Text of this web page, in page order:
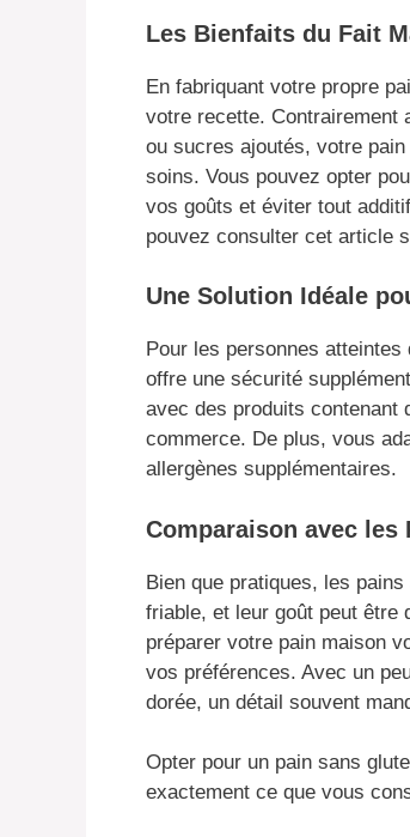
Les Bienfaits du Fait
En fabriquant votre propre
votre recette. Contrairement
ou sucres ajoutés, votre
soins. Vous pouvez opter
vos goûts et éviter tout
pouvez consulter cet article
Une Solution Idéale
Pour les personnes
offre une sécurité
avec des produits contenant
commerce. De plus, vous
allergènes supplémentaires.
Comparaison avec
Bien que pratiques, les
friable, et leur goût peut être
préparer votre pain maison
vos préférences. Avec un
dorée, un détail souvent
Opter pour un pain sans
exactement ce que vous